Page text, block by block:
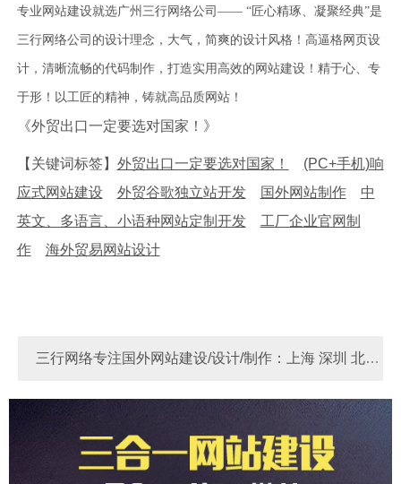
专业网站建设就选广州三行网络公司—— “匠心精琢、凝聚经典”是
三行网络公司的设计理念，大气，简爽的设计风格！高逼格网页设
计，清晰流畅的代码制作，打造实用高效的网站建设！精于心、专
于形！以工匠的精神，铸就高品质网站！
《外贸出口一定要选对国家！》
【关键词标签】 外贸出口一定要选对国家！
(PC+手机)响
应式网站建设
外贸谷歌独立站开发 国外网站制作
中
英文、多语言、小语种网站定制开发
工厂企业官网制
作
海外贸易网站设计
三行网络专注国外网站建设/设计/制作：上海 深圳 北京
河南 河北 苏州 东莞 宁波 广州 厦门 青岛 天津 成都 重庆
杭州 无锡 佛山 南京 郑州 大连 烟台 西安
Link 做国外网站多少费用？ 国外网站制作 国外独
立站 - 锚定全球客群，实现外贸飞跃！ 做国外网站多少